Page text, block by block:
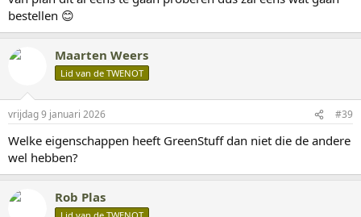
:
bestellen 😊
Maarten Weers
Lid van de TWENOT
vrijdag 9 januari 2026 #39
Welke eigenschappen heeft GreenStuff dan niet die de andere
wel hebben?
Rob Plas